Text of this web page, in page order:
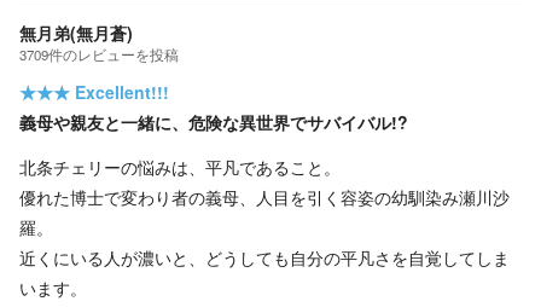
無月弟(無月蒼)
3709件のレビューを投稿
★★★ Excellent!!!
義母や親友と一緒に、危険な異世界でサバイバル!?
北条チェリーの悩みは、平凡であること。
優れた博士で変わり者の義母、人目を引く容姿の幼馴染み瀬川沙
羅。
近くにいる人が濃いと、どうしても自分の平凡さを自覚してしま
います。